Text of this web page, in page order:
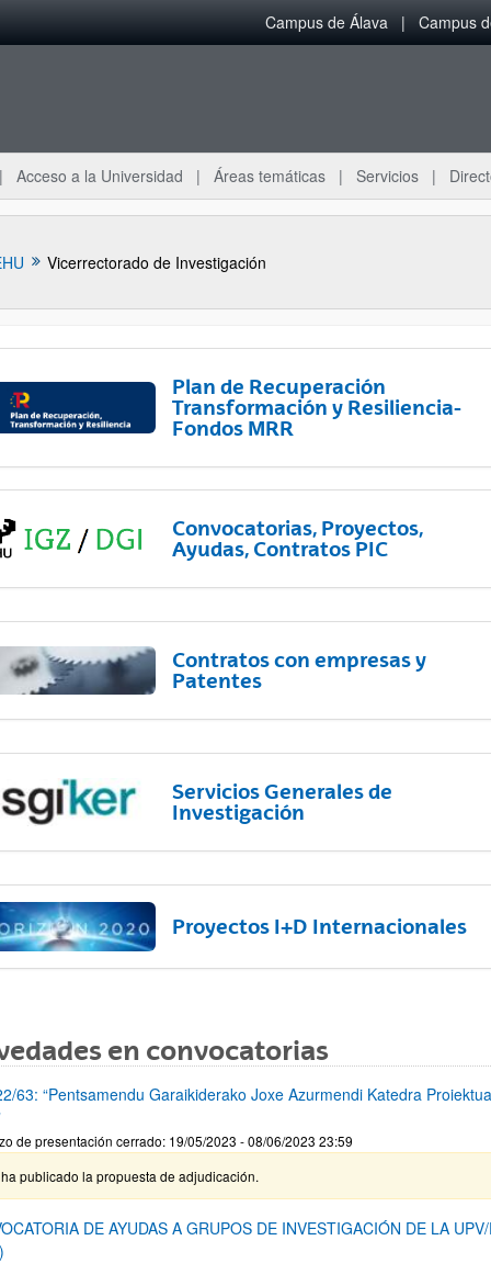
Campus de Álava Campus
Acceso a la Universidad Áreas temáticas Servicios
Vicerrectorado de Investigación
subpáginas
Plan de Recuperación
Transformación y Resiliencia-
Fondos MRR
Convocatorias, Proyectos,
Ayudas, Contratos PIC
Contratos con empresas y
Patentes
Servicios Generales de
Investigación
Proyectos I+D Internacionales
en convocatorias
63: “Pentsamendu Garaikiderako Joxe Azurmendi Katedra
de presentación cerrado: 19/05/2023 - 08/06/2023 23:59
publicado la propuesta de adjudicación.
DE AYUDAS A GRUPOS DE INVESTIGACIÓN DE LA